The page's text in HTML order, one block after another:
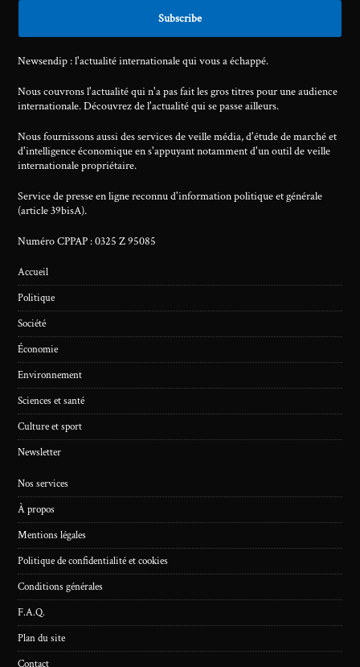
Newsendip : l'actualité internationale qui vous a échappé.
Nous couvrons l'actualité qui n'a pas fait les gros titres pour une audience
internationale. Découvrez de l'actualité qui se passe ailleurs.
Nous fournissons aussi des services de veille média, d'étude de marché et
d'intelligence économique en s'appuyant notamment d'un outil de veille
internationale propriétaire.
Service de presse en ligne reconnu d'information politique et générale
(article 39bisA).
Numéro CPPAP : 0325 Z 95085
Accueil
Politique
Société
Économie
Environnement
Sciences et santé
Culture et sport
Newsletter
Nos services
À propos
Mentions légales
Politique de confidentialité et cookies
Conditions générales
F.A.Q.
Plan du site
Contact